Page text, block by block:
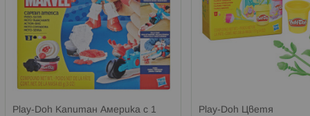
Play‑Doh Капитан Америка с 1
Play-Doh Цветя